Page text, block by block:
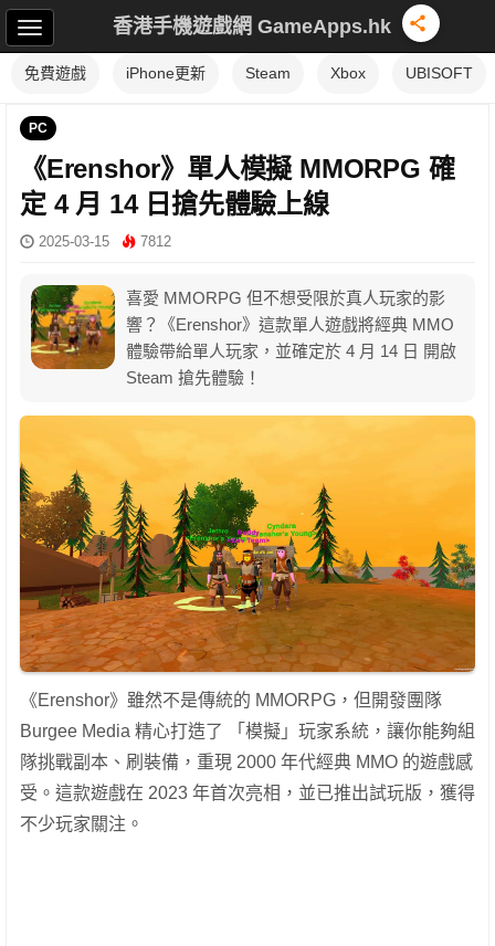
香港手機遊戲網 GameApps.hk
免費遊戲 iPhone更新 Steam Xbox UBISOFT
PC
《Erenshor》單人模擬 MMORPG 確
定 4 月 14 日搶先體驗上線
2025-03-15 7812
喜愛 MMORPG 但不想受限於真人玩家的影
響？《Erenshor》這款單人遊戲將經典 MMO
體驗帶給單人玩家，並確定於 4 月 14 日 開啟
Steam 搶先體驗！
《Erenshor》雖然不是傳統的 MMORPG，但開發團隊
Burgee Media 精心打造了 「模擬」玩家系統，讓你能夠組
隊挑戰副本、刷裝備，重現 2000 年代經典 MMO 的遊戲感
受。這款遊戲在 2023 年首次亮相，並已推出試玩版，獲得
不少玩家關注。